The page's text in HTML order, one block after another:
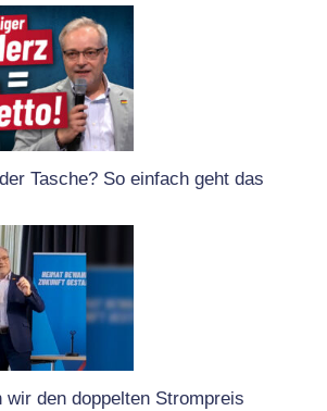
Tasche? So einfach geht das
wir den doppelten Strompreis